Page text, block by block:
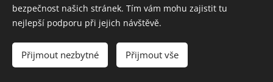
Vytvořeno službouWebnode Cookies
bezpečnost našich stránek. Tím vám mohu zajistit tu
nejlepší podporu při jejich návštěvě.
Přijmout nezbytné Přijmout vše